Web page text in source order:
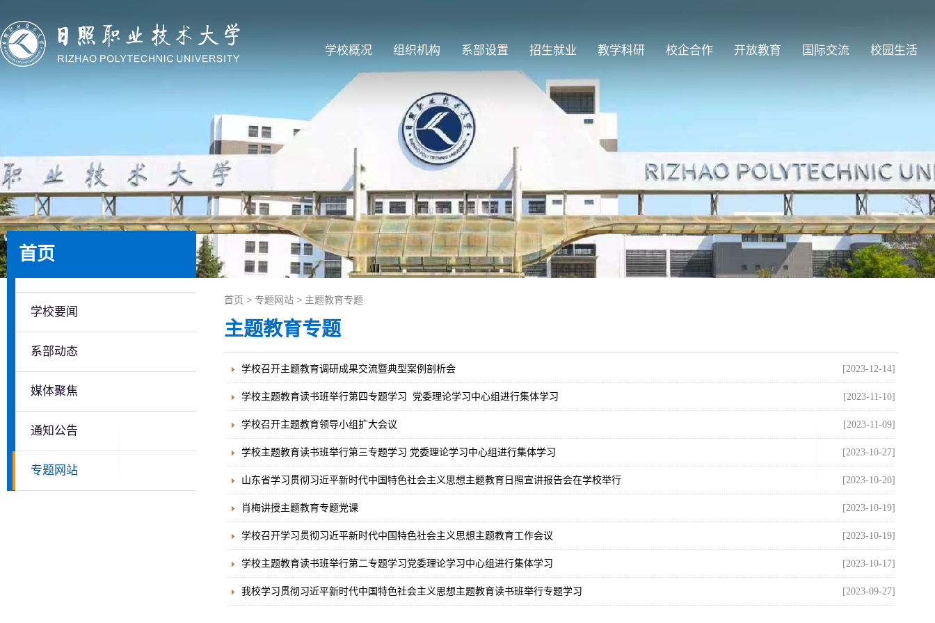
学校概况 组织机构 系部设置 招生就业 教学科研 校企合作 开放教育 国际交流 校园生活
首页
学校要闻
系部动态
媒体聚焦
通知公告
专题网站
首页 > 专题网站 > 主题教育专题
主题教育专题
学校召开主题教育调研成果交流暨典型案例剖析会 [2023-12-14]
学校主题教育读书班举行第四专题学习 党委理论学习中心组进行集体学习 [2023-11-10]
学校召开主题教育领导小组扩大会议 [2023-11-09]
学校主题教育读书班举行第三专题学习 党委理论学习中心组进行集体学习 [2023-10-27]
山东省学习贯彻习近平新时代中国特色社会主义思想主题教育日照宣讲报告会在学校举行 [2023-10-20]
肖梅讲授主题教育专题党课 [2023-10-19]
学校召开学习贯彻习近平新时代中国特色社会主义思想主题教育工作会议 [2023-10-19]
学校主题教育读书班举行第二专题学习党委理论学习中心组进行集体学习 [2023-10-17]
我校学习贯彻习近平新时代中国特色社会主义思想主题教育读书班举行专题学习 [2023-09-27]